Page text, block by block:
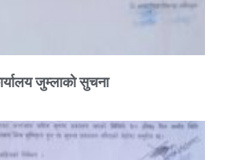
तातोपानी गाउँपालिका जुम्लाको सूचना
जुम्लाकाे सुचना